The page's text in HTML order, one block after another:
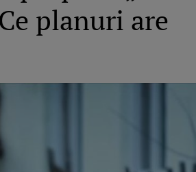
planuri are